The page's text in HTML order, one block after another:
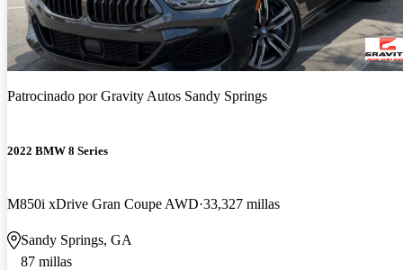
Patrocinado porGravity Autos Sandy Springs
2022 BMW 8 Series
M850i xDrive Gran Coupe AWD 33,327 millas
Sandy Springs, GA
87 millas